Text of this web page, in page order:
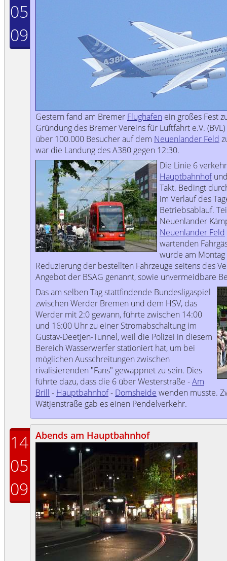
05
09
Gestern fand am Bremer Flughafen ein großes Fest
Gründung des Bremer Vereins für Luftfahrt e.V.
über 100.000 Besucher auf dem Neuenlander Feld
war die Landung des A380 gegen 12:30.
Die Linie 6
Hauptbahnhof
Takt. Bedingt
im Verlauf des
Betriebsablauf.
Neuenlander
Neuenlander Feld
wartenden
wurde am
Reduzierung der bestellten Fahrzeuge seitens des
Angebot der BSAG genannt, sowie unvermeidbare
Das am selben Tag stattfindende Bundesligaspiel
zwischen Werder Bremen und dem HSV, das
Werder mit 2:0 gewann, führte zwischen 14:00
und 16:00 Uhr zu einer Stromabschaltung im
Gustav-Deetjen-Tunnel, weil die Polizei in diesem
Bereich Wasserwerfer stationiert hat, um bei
möglichen Ausschreitungen zwischen
rivalisierenden "Fans" gewappnet zu sein. Dies
führte dazu, dass die 6 über Westerstraße -Am
Brill - Hauptbahnhof- Domsheide wenden musste.
Wätjenstraße gab es einen Pendelverkehr.
14
05
09
Abends am Hauptbahnhof